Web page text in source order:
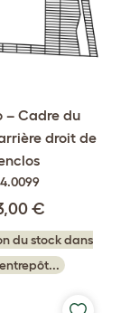
– Cadre du
droit de
€
du stock dans